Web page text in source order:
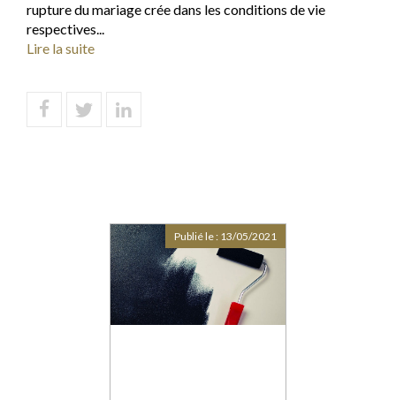
rupture du mariage crée dans les conditions de vie
respectives...
Lire la suite
Publié le : 13/05/2021